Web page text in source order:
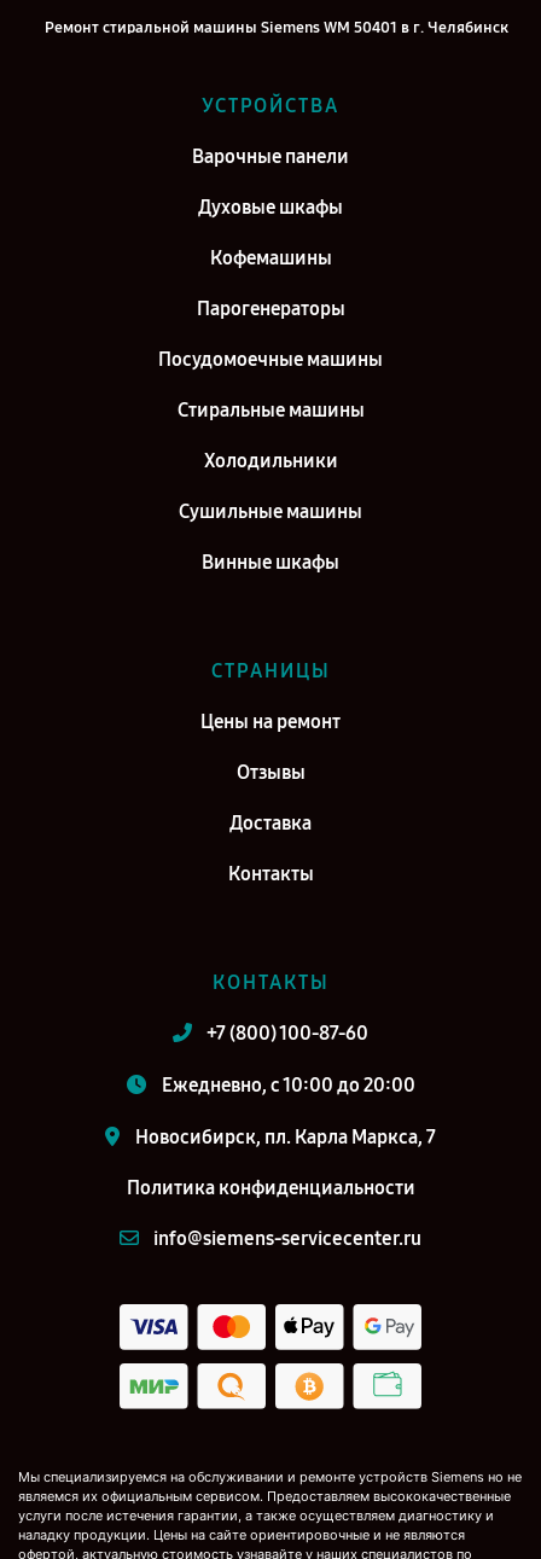
Ремонт стиральной машины Siemens WM 50401 в г. Челябинск
Ремонт стиральной машины Siemens WM 50401 в г. Казань
Ремонт стиральной машины Siemens WM 50401 в г. Самара
Ремонт стиральной машины Siemens WM 50401 в г. Киров
УСТРОЙСТВА
Варочные панели
Духовые шкафы
Кофемашины
Парогенераторы
Посудомоечные машины
Стиральные машины
Холодильники
Сушильные машины
Винные шкафы
СТРАНИЦЫ
Цены на ремонт
Отзывы
Доставка
Контакты
КОНТАКТЫ
+7 (800) 100-87-60
Ежедневно, с 10:00 до 20:00
Новосибирск, пл. Карла Маркса, 7
Политика конфиденциальности
info@siemens-servicecenter.ru
Мы специализируемся на обслуживании и ремонте устройств Siemens но не
являемся их официальным сервисом. Предоставляем высококачественные
услуги после истечения гарантии, а также осуществляем диагностику и
наладку продукции. Цены на сайте ориентировочные и не являются
офертой, актуальную стоимость узнавайте у наших специалистов по